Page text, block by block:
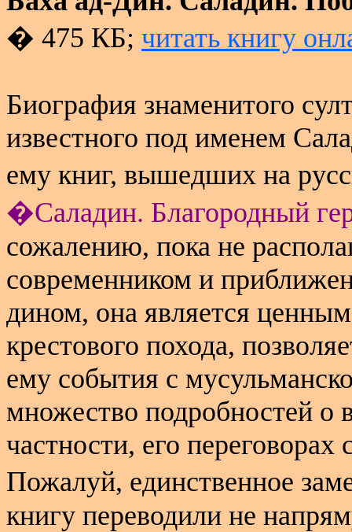
� 475 КБ; читать книгу
Биография знаменитого
известного под именем
ему книг, вышедших на
�Саладин. Благородный
сожалению, пока не
современником и
дином, она является
крестового похода,
ему события с
множество подробностей о
частности, его
Пожалуй, единственное
книгу переводили не